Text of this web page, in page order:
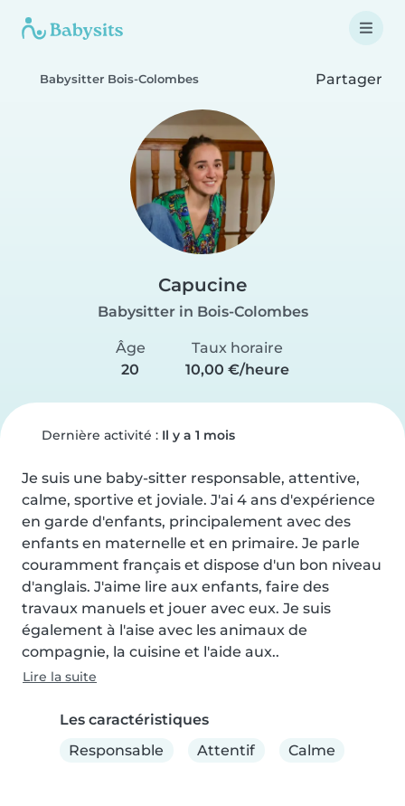
Babysitter Bois-Colombes Partager
Capucine
Babysitter in Bois-Colombes
Âge
20
Taux horaire
10,00 €/heure
Dernière activité : Il y a 1 mois
Je suis une baby-sitter responsable, attentive,
calme, sportive et joviale. J'ai 4 ans d'expérience
en garde d'enfants, principalement avec des
enfants en maternelle et en primaire. Je parle
couramment français et dispose d'un bon niveau
d'anglais. J'aime lire aux enfants, faire des
travaux manuels et jouer avec eux. Je suis
également à l'aise avec les animaux de
compagnie, la cuisine et l'aide aux..
Lire la suite
Les caractéristiques
Responsable
Attentif Calme